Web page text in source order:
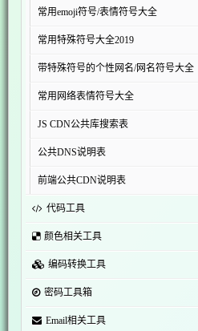
常用emoji符号/表情符号大全
常用特殊符号大全2019
带特殊符号的个性网名/网名符号大全
常用网络表情符号大全
JS CDN公共库搜索表
公共DNS说明表
前端公共CDN说明表
代码工具
颜色相关工具
编码转换工具
密码工具箱
Email相关工具